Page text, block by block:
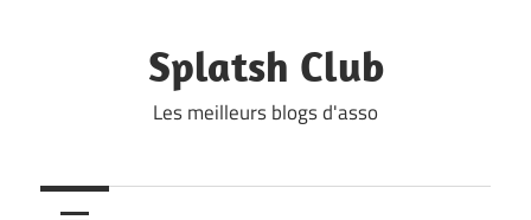
Splatsh Club
Les meilleurs blogs d'asso